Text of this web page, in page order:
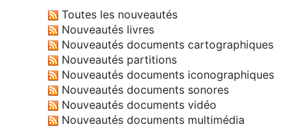
Toutes les nouveautés
Nouveautés livres
Nouveautés documents cartographiques
Nouveautés partitions
Nouveautés documents iconographiques
Nouveautés documents sonores
Nouveautés documents vidéo
Nouveautés documents multimédia